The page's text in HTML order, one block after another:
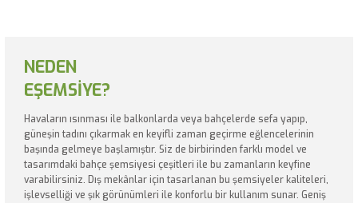
NEDEN
EŞEMSİYE?
Havaların ısınması ile balkonlarda veya bahçelerde sefa yapıp,
güneşin tadını çıkarmak en keyifli zaman geçirme eğlencelerinin
başında gelmeye başlamıştır. Siz de birbirinden farklı model ve
tasarımdaki bahçe şemsiyesi çeşitleri ile bu zamanların keyfine
varabilirsiniz. Dış mekânlar için tasarlanan bu şemsiyeler kaliteleri,
işlevselliği ve şık görünümleri ile konforlu bir kullanım sunar. Geniş